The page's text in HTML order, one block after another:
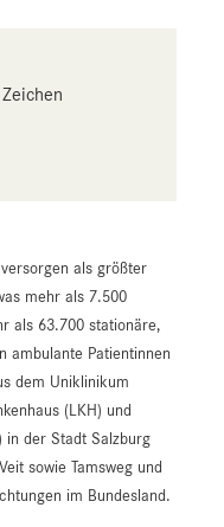
als größter
mehr als 7.500
als 63.700 stationäre,
ambulante Patientinnen
dem Uniklinikum
(LKH) und
in der Stadt Salzburg
sowie Tamsweg und
im Bundesland.